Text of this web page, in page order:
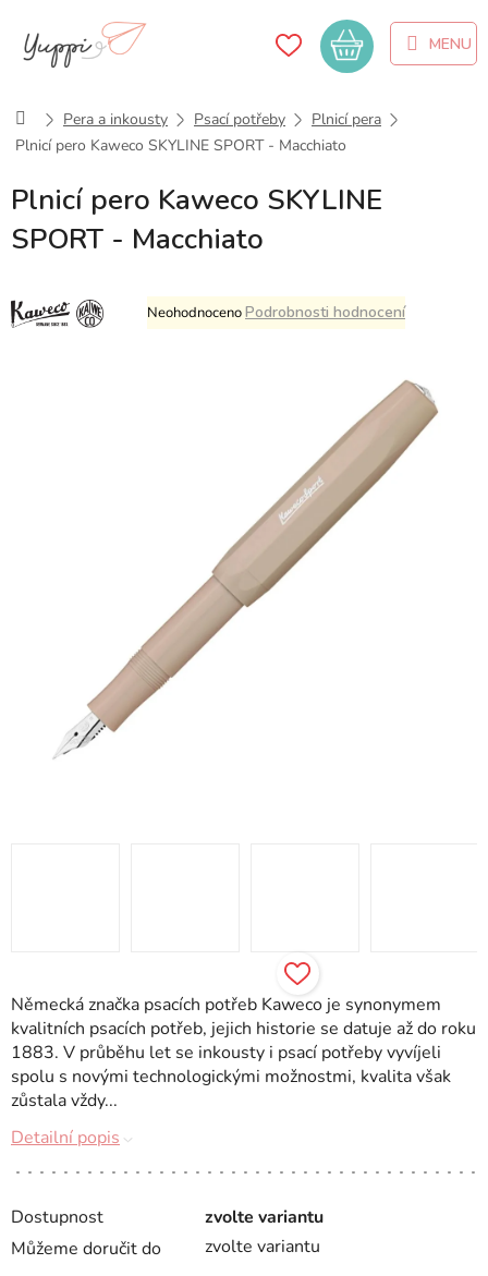
obsah
Nákupní
košík
DomůPera a inkousty Psací potřeby
Plnicí pera
Plnicí pero Kaweco SKYLINE SPORT - Macchiato
Plnicí pero Kaweco SKYLINE
SPORT - Macchiato
Průměrné
hodnocení
NeohodnocenoPodrobnosti hodnocení
Dostupnost
zvolte variantu
Můžeme doručit do
zvolte variantu
Německá značka psacích potřeb Kaweco je synonymem
kvalitních psacích potřeb, jejich historie se datuje až do roku
1883. V průběhu let se inkousty i psací potřeby vyvíjeli
spolu s novými technologickými možnostmi, kvalita však
zůstala vždy...
Detailní popis